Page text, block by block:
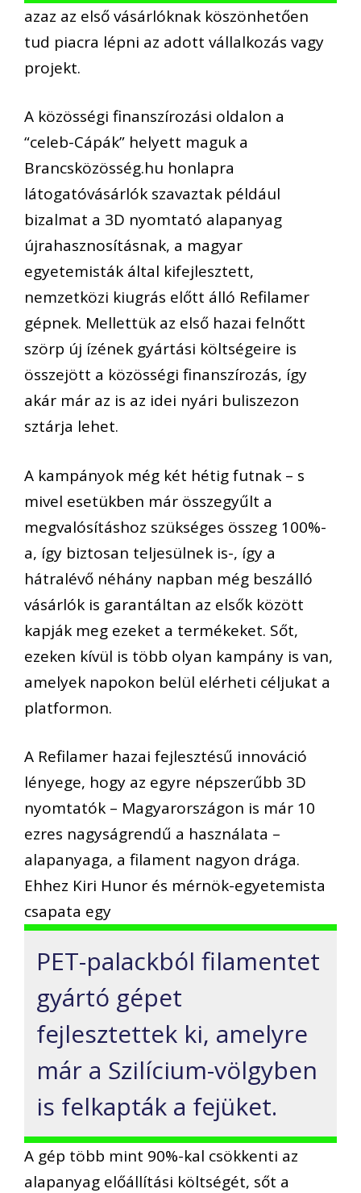
azaz az első vásárlóknak köszönhetően
tud piacra lépni az adott vállalkozás vagy
projekt.
A közösségi finanszírozási oldalon a
“celeb-Cápák” helyett maguk a
Brancsközösség.hu honlapra
látogatóvásárlók szavaztak például
bizalmat a 3D nyomtató alapanyag
újrahasznosításnak, a magyar
egyetemisták által kifejlesztett,
nemzetközi kiugrás előtt álló Refilamer
gépnek. Mellettük az első hazai felnőtt
szörp új ízének gyártási költségeire is
összejött a közösségi finanszírozás, így
akár már az is az idei nyári buliszezon
sztárja lehet.
A kampányok még két hétig futnak – s
mivel esetükben már összegyűlt a
megvalósításhoz szükséges összeg 100%-
a, így biztosan teljesülnek is-, így a
hátralévő néhány napban még beszálló
vásárlók is garantáltan az elsők között
kapják meg ezeket a termékeket. Sőt,
ezeken kívül is több olyan kampány is van,
amelyek napokon belül elérheti céljukat a
platformon.
A Refilamer hazai fejlesztésű innováció
lényege, hogy az egyre népszerűbb 3D
nyomtatók – Magyarországon is már 10
ezres nagyságrendű a használata –
alapanyaga, a filament nagyon drága.
Ehhez Kiri Hunor és mérnök-egyetemista
csapata egy
PET-palackból filamentet
gyártó gépet
fejlesztettek ki, amelyre
már a Szilícium-völgyben
is felkapták a fejüket.
A gép több mint 90%-kal csökkenti az
alapanyag előállítási költségét, sőt a